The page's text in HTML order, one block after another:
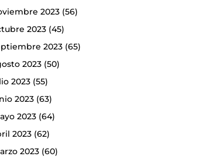
2023(56)
2023(45)
2023(65)
2023(50)
2023(55)
2023(63)
2023(64)
2023(62)
2023(60)